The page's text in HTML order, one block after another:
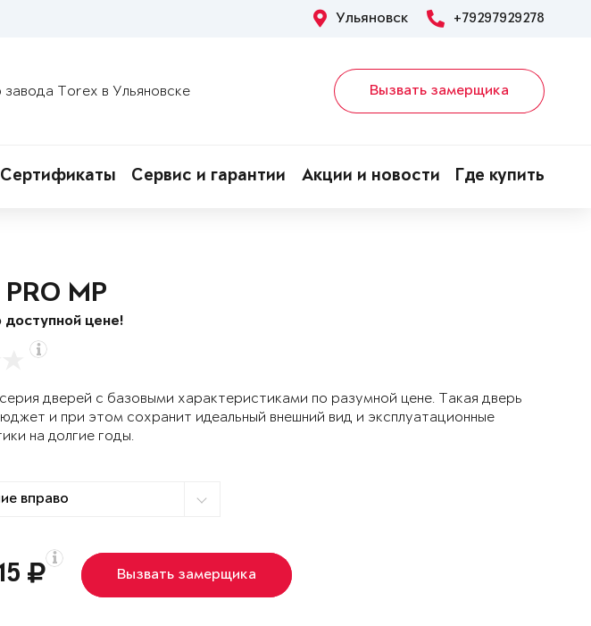
Ульяновск +79297929278
Torex в Ульяновске Вызвать замерщика
Сертификаты Сервис и гарантии Акции и новости Где купить
MP
доступной цене!
дверей с базовыми характеристиками по разумной цене. Такая дверь
и при этом сохранит идеальный внешний вид и эксплуатационные
на долгие годы.
Вызвать замерщика